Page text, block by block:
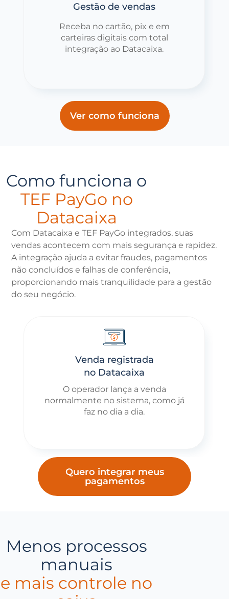
Gestão de vendas
Receba no cartão, pix e em
carteiras digitais com total
integração ao Datacaixa.
Ver como funciona
Como funciona o
TEF PayGo no
Datacaixa
Com Datacaixa e TEF PayGo integrados, suas
vendas acontecem com mais segurança e rapidez.
A integração ajuda a evitar fraudes, pagamentos
não concluídos e falhas de conferência,
proporcionando mais tranquilidade para a gestão
do seu negócio.
Venda registrada
no Datacaixa
O operador lança a venda
normalmente no sistema, como já
faz no dia a dia.
Quero integrar meus
pagamentos
Menos processos
manuais
e mais controle no